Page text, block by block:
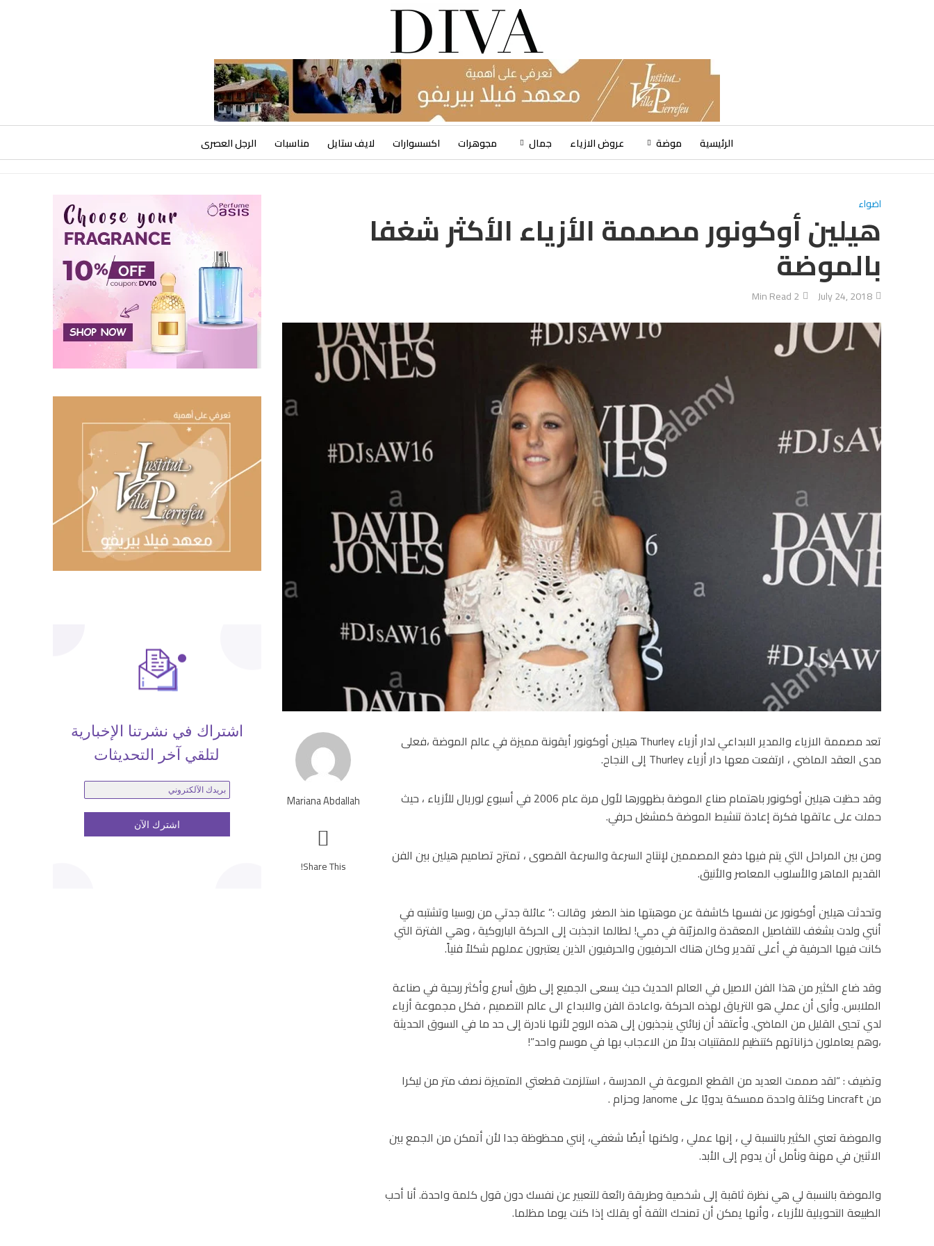
الرئيسية موضة عروض الازياء جمال مجوهرات اكسسوارات لايف ستايل مناسبات الرجل العصرى
اشتراك في نشرتنا الإخبارية
لتلقي آخر التحديثات
اضواء
هيلين أوكونور مصممة الأزياء الأكثر شغفا
بالموضة
July 24, 2018
2 Min Read
Mariana Abdallah
Share This!
تعد مصممة الازياء والمدير الابداعي لدار أزياء Thurley هيلين أوكونور أيقونة مميزة في عالم الموضة ،فعلى
مدى العقد الماضي ، ارتفعت معها دار أزياء Thurley إلى النجاح.
وقد حظيت هيلين أوكونور باهتمام صناع الموضة بظهورها لأول مرة عام 2006 في أسبوع لوريال للأزياء ، حيث
حملت على عاتقها فكرة إعادة تنشيط الموضة كمشغل حرفي.
ومن بين المراحل التي يتم فيها دفع المصممين لإنتاج السرعة والسرعة القصوى ، تمتزج تصاميم هيلين بين الفن
القديم الماهر والأسلوب المعاصر والأنيق.
وتحدثت هيلين أوكونور عن نفسها كاشفة عن موهبتها منذ الصغر وقالت :” عائلة جدتي من روسيا وتشتبه في
أنني ولدت بشغف للتفاصيل المعقدة والمزيّنة في دمي! لطالما انجذبت إلى الحركة الباروكية ، وهي الفترة التي
كانت فيها الحرفية في أعلى تقدير وكان هناك الحرفيون والحرفيون الذين يعتبرون عملهم شكلاً فنياً.
وقد ضاع الكثير من هذا الفن الاصيل في العالم الحديث حيث يسعى الجميع إلى طرق أسرع وأكثر ربحية في صناعة
الملابس. وأرى أن عملي هو الترياق لهذه الحركة ،واعادة الفن والابداع الى عالم التصميم ، فكل مجموعة أزياء
لدي تحيي القليل من الماضي. وأعتقد أن زبائني ينجذبون إلى هذه الروح لأنها نادرة إلى حد ما في السوق الحديثة
،وهم يعاملون خزاناتهم كتنظيم للمقتنيات بدلاً من الاعجاب بها في موسم واحد”!
وتضيف : “لقد صممت العديد من القطع المروعة في المدرسة ، استلزمت قطعتي المتميزة نصف متر من ليكرا
من Lincraft وكتلة واحدة ممسكة يدويًا على Janome وحزام .
والموضة تعني الكثير بالنسبة لي ، إنها عملي ، ولكنها أيضًا شغفي، إنني محظوظة جدا لأن أتمكن من الجمع بين
الاثنين في مهنة ونأمل أن يدوم إلى الأبد.
والموضة بالنسبة لي هي نظرة ثاقبة إلى شخصية وطريقة رائعة للتعبير عن نفسك دون قول كلمة واحدة. أنا أحب
الطبيعة التحويلية للأزياء ، وأنها يمكن أن تمنحك الثقة أو يقلك إذا كنت يوما مظلما.